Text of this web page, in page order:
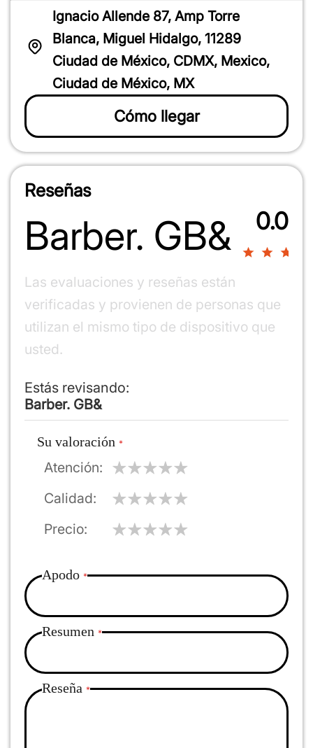
Ignacio Allende 87, Amp Torre
Blanca, Miguel Hidalgo, 11289
Ciudad de México, CDMX, Mexico,
Ciudad de México, MX
Cómo llegar
Reseñas
Barber. GB& 0.0
0%
Las evaluaciones y reseñas están
verificadas y provienen de personas que
utilizan el mismo tipo de dispositivo que
usted.
Estás revisando:
Barber. GB&
Su valoración
Atención
1
2
3
4
5
Calidad
star
stars
stars
stars
stars
Precio
star
stars
stars
stars
stars
Apodo
Resumen
Reseña